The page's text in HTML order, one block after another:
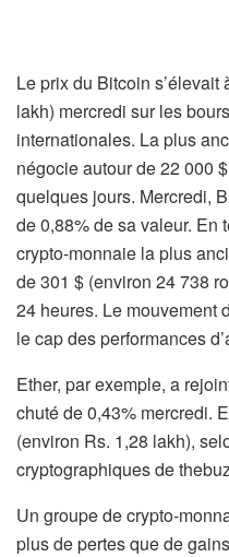
Le prix du Bitcoin
lakh) mercredi sur les
internationales. La plus
négocie autour de 22 000
quelques jours. Mercredi,
de 0,88% de sa valeur. En
crypto-monnaie la plus
de 301 $ (environ 24 738
24 heures. Le mouvement
le cap des performances
Ether, par exemple, a
chuté de 0,43% mercredi.
(environ Rs. 1,28 lakh),
cryptographiques de
Un groupe de crypto-
plus de pertes que de